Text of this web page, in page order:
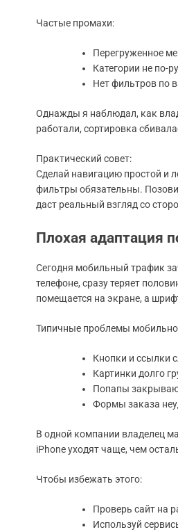
Частые промахи:
Перегруженное
Категории не по-
Нет фильтров по
Однажды я наблюдал, как
работали, сортировка
Практический совет:
Сделай навигацию простой и
фильтры обязательны. Позови
даст реальный взгляд со
Плохая адаптация
Сегодня мобильный трафик
телефоне, сразу теряет
помещается на экране, а
Типичные проблемы
Кнопки и ссылки
Картинки долго
Попапы
Формы заказа
В одной компании владелец
iPhone уходят чаще, чем
Чтобы избежать этого:
Проверь сайт на
Используй